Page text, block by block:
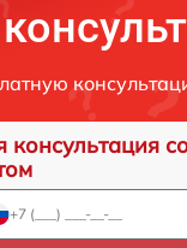
консультация